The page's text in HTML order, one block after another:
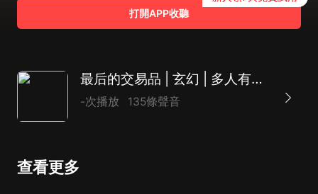
打開APP收聽
最后的交易品 | 玄幻 | 多人有聲劇 | 一段江湖事
-次播放 135條聲音
查看更多